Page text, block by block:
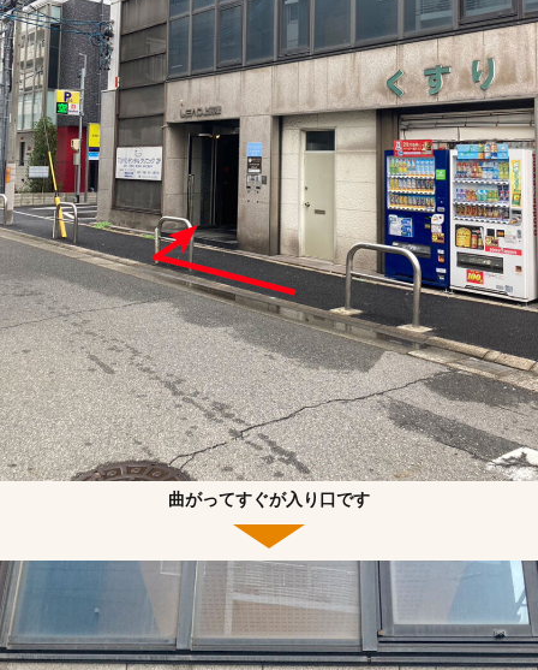
曲がってすぐが入り口です